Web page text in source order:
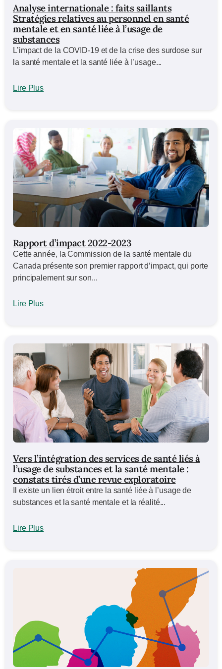
Analyse internationale : faits saillants
Stratégies relatives au personnel en santé
mentale et en santé liée à l’usage de
substances
L’impact de la COVID-19 et de la crise des surdose sur
la santé mentale et la santé liée à l’usage...
Lire Plus
Rapport d’impact 2022-2023
Cette année, la Commission de la santé mentale du
Canada présente son premier rapport d’impact, qui porte
principalement sur son...
Lire Plus
Vers l’intégration des services de santé liés à
l’usage de substances et la santé mentale :
constats tirés d’une revue exploratoire
Il existe un lien étroit entre la santé liée à l’usage de
substances et la santé mentale et la réalité...
Lire Plus